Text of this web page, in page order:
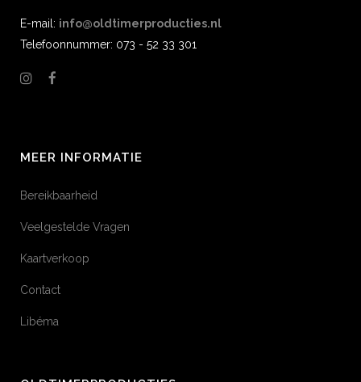
E-mail: info@oldtimerproducties.nl
Telefoonnummer: 073 - 52 33 301
MEER INFORMATIE
Bereikbaarheid
Veelgestelde Vragen
Kaartverkoop
Contact
Libéma